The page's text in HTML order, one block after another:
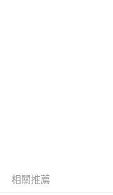
相關推薦